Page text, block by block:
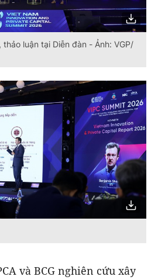
luận tại Diễn đàn - Ảnh: VGP/
và BCG nghiên cứu xây